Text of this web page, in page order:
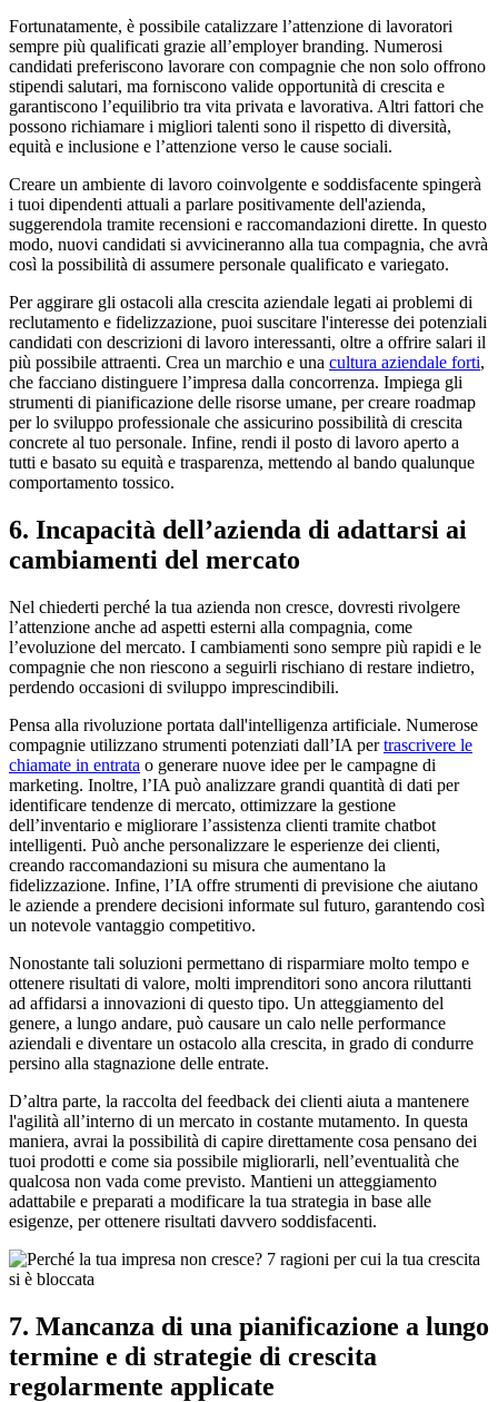
Fortunatamente, è possibile catalizzare l’attenzione di lavoratori
sempre più qualificati grazie all’employer branding. Numerosi
candidati preferiscono lavorare con compagnie che non solo offrono
stipendi salutari, ma forniscono valide opportunità di crescita e
garantiscono l’equilibrio tra vita privata e lavorativa. Altri fattori che
possono richiamare i migliori talenti sono il rispetto di diversità,
equità e inclusione e l’attenzione verso le cause sociali.
Creare un ambiente di lavoro coinvolgente e soddisfacente spingerà
i tuoi dipendenti attuali a parlare positivamente dell'azienda,
suggerendola tramite recensioni e raccomandazioni dirette. In questo
modo, nuovi candidati si avvicineranno alla tua compagnia, che avrà
così la possibilità di assumere personale qualificato e variegato.
Per aggirare gli ostacoli alla crescita aziendale legati ai problemi di
reclutamento e fidelizzazione, puoi suscitare l'interesse dei potenziali
candidati con descrizioni di lavoro interessanti, oltre a offrire salari il
più possibile attraenti. Crea un marchio e una cultura aziendale forti,
che facciano distinguere l’impresa dalla concorrenza. Impiega gli
strumenti di pianificazione delle risorse umane, per creare roadmap
per lo sviluppo professionale che assicurino possibilità di crescita
concrete al tuo personale. Infine, rendi il posto di lavoro aperto a
tutti e basato su equità e trasparenza, mettendo al bando qualunque
comportamento tossico.
6. Incapacità dell’azienda di adattarsi ai
cambiamenti del mercato
Nel chiederti perché la tua azienda non cresce, dovresti rivolgere
l’attenzione anche ad aspetti esterni alla compagnia, come
l’evoluzione del mercato. I cambiamenti sono sempre più rapidi e le
compagnie che non riescono a seguirli rischiano di restare indietro,
perdendo occasioni di sviluppo imprescindibili.
Pensa alla rivoluzione portata dall'intelligenza artificiale. Numerose
compagnie utilizzano strumenti potenziati dall’IA pertrascrivere le
chiamate in entrata o generare nuove idee per le campagne di
marketing. Inoltre, l’IA può analizzare grandi quantità di dati per
identificare tendenze di mercato, ottimizzare la gestione
dell’inventario e migliorare l’assistenza clienti tramite chatbot
intelligenti. Può anche personalizzare le esperienze dei clienti,
creando raccomandazioni su misura che aumentano la
fidelizzazione. Infine, l’IA offre strumenti di previsione che aiutano
le aziende a prendere decisioni informate sul futuro, garantendo così
un notevole vantaggio competitivo.
Nonostante tali soluzioni permettano di risparmiare molto tempo e
ottenere risultati di valore, molti imprenditori sono ancora riluttanti
ad affidarsi a innovazioni di questo tipo. Un atteggiamento del
genere, a lungo andare, può causare un calo nelle performance
aziendali e diventare un ostacolo alla crescita, in grado di condurre
persino alla stagnazione delle entrate.
D’altra parte, la raccolta del feedback dei clienti aiuta a mantenere
l'agilità all’interno di un mercato in costante mutamento. In questa
maniera, avrai la possibilità di capire direttamente cosa pensano dei
tuoi prodotti e come sia possibile migliorarli, nell’eventualità che
qualcosa non vada come previsto. Mantieni un atteggiamento
adattabile e preparati a modificare la tua strategia in base alle
esigenze, per ottenere risultati davvero soddisfacenti.
7. Mancanza di una pianificazione a lungo
termine e di strategie di crescita
regolarmente applicate